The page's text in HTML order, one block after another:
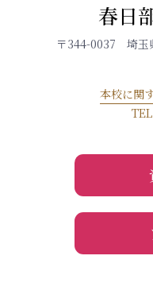
春日
〒344-0037 埼玉
本校に関